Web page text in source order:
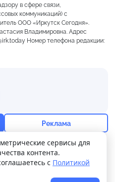
как +20
758 мм 92%
в сфере связи,
коммуникаций) с
ООО «Иркутск Сегодня».
Владимировна. Адрес
Номер телефона редакции:
Прислать новость
Реклама
сервисы для
контента.
с Политикой